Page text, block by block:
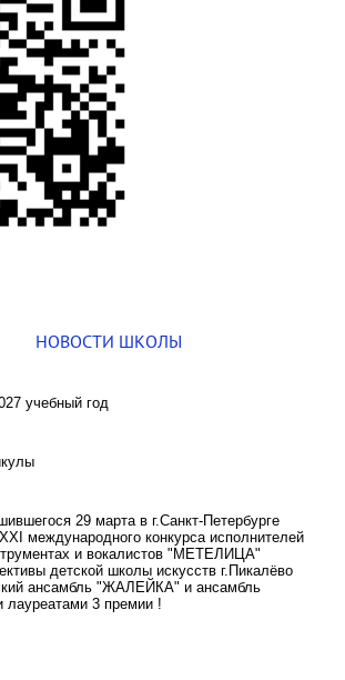
НОВОСТИ ШКОЛЫ
учебный год
29 марта в г.Санкт-Петербурге
международного конкурса исполнителей
и вокалистов "МЕТЕЛИЦА"
детской школы искусств г.Пикалёво
ансамбль "ЖАЛЕЙКА" и ансамбль
лауреатами 3 премии !